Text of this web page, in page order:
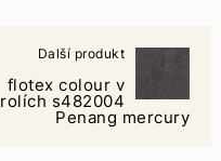
Další produkt
flotex colour v
rolích s482004
Penang mercury